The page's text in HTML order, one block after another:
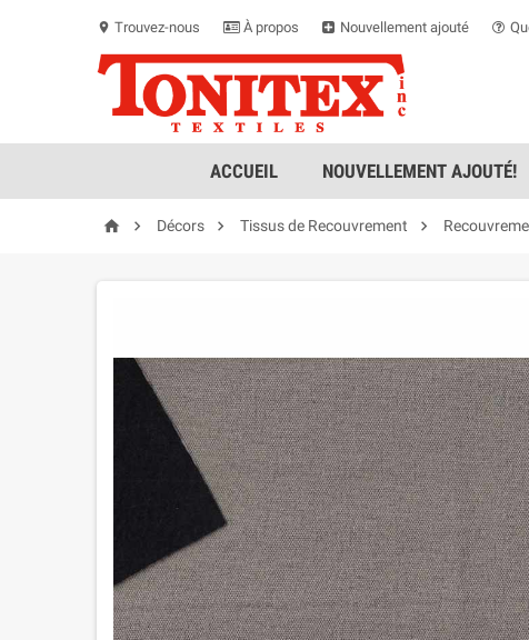
location_on Trouvez-nous À propos Nouvellement ajouté
ACCUEIL NOUVELLEMENT AJOUTÉ!
  Décors  Tissus de Recouvrement 